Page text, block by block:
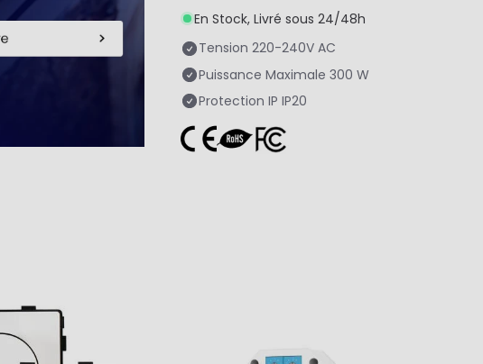
En Stock, Livré sous 24/48h
Tension 220-240V AC
Puissance Maximale 300 W
Protection IP IP20